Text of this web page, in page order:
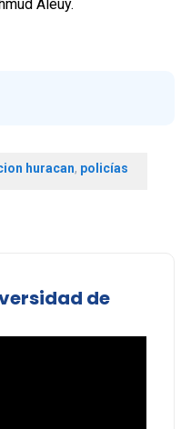
Aleuy.
huracan, policías
de